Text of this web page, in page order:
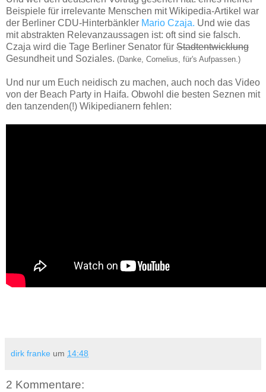
Beispiele für irrelevante Menschen mit Wikipedia-Artikel war
der Berliner CDU-Hinterbänkler Mario Czaja. Und wie das
mit abstrakten Relevanzaussagen ist: oft sind sie falsch.
Czaja wird die Tage Berliner Senator für Stadtentwicklung
Gesundheit und Soziales. (Danke, Cornelius, für's Aufpassen.)
Und nur um Euch neidisch zu machen, auch noch das Video
von der Beach Party in Haifa. Obwohl die besten Seznen mit
den tanzenden(!) Wikipedianern fehlen:
dirk franke um 14:48
2 Kommentare: